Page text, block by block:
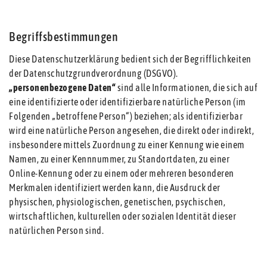
Begriffsbestimmungen
Diese Datenschutzerklärung bedient sich der Begrifflichkeiten
der Datenschutzgrundverordnung (DSGVO).
„personenbezogene Daten“sind alle Informationen, die sich auf
eine identifizierte oder identifizierbare natürliche Person (im
Folgenden „betroffene Person“) beziehen; als identifizierbar
wird eine natürliche Person angesehen, die direkt oder indirekt,
insbesondere mittels Zuordnung zu einer Kennung wie einem
Namen, zu einer Kennnummer, zu Standortdaten, zu einer
Online-Kennung oder zu einem oder mehreren besonderen
Merkmalen identifiziert werden kann, die Ausdruck der
physischen, physiologischen, genetischen, psychischen,
wirtschaftlichen, kulturellen oder sozialen Identität dieser
natürlichen Person sind.